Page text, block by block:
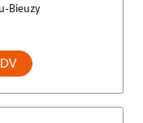
Bieuzy